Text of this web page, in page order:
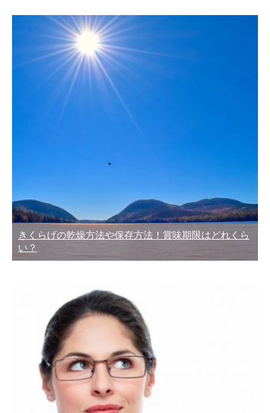
きくらげの乾燥方法や保存方法！賞味期限はどれくら
い？